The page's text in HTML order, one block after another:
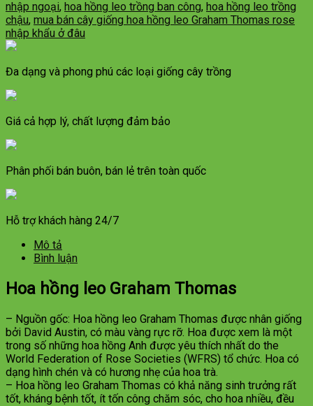
nhập ngoại, hoa hồng leo trồng ban công, hoa hồng leo trồng
chậu, mua bán cây giống hoa hồng leo Graham Thomas rose
nhập khẩu ở đâu
Đa dạng và phong phú các loại giống cây trồng
Giá cả hợp lý, chất lượng đảm bảo
Phân phối bán buôn, bán lẻ trên toàn quốc
Hỗ trợ khách hàng 24/7
Mô tả
Bình luận
Hoa hồng leo Graham Thomas
– Nguồn gốc: Hoa hồng leo Graham Thomas được nhân giống
bởi David Austin, có màu vàng rực rỡ. Hoa được xem là một
trong số những hoa hồng Anh được yêu thích nhất do the
World Federation of Rose Societies (WFRS) tổ chức. Hoa có
dạng hình chén và có hương nhẹ của hoa trà.
– Hoa hồng leo Graham Thomas có khả năng sinh trưởng rất
tốt, kháng bệnh tốt, ít tốn công chăm sóc, cho hoa nhiều, đều